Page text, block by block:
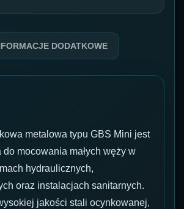
DODATKOWE
metalowa typu GBS Mini jest
do mocowania małych węży w
hydraulicznych,
oraz instalacjach sanitarnych.
jakości stali ocynkowanej,